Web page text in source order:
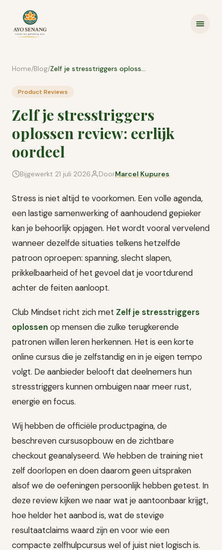
Home/Blog/ Zelf je stresstriggers oplossen review: eerlijk oordeel
Product Reviews
Zelf je stresstriggers
oplossen review: eerlijk
oordeel
Bijgewerkt 21 juli 2026 DoorMarcel Kupures
Stress is niet altijd te voorkomen. Een volle agenda,
een lastige samenwerking of aanhoudend gepieker
kan je behoorlijk opjagen. Het wordt vooral vervelend
wanneer dezelfde situaties telkens hetzelfde
patroon oproepen: spanning, slecht slapen,
prikkelbaarheid of het gevoel dat je voortdurend
achter de feiten aanloopt.
Club Mindset richt zich met Zelf je stresstriggers
oplossen op mensen die zulke terugkerende
patronen willen leren herkennen. Het is een korte
online cursus die je zelfstandig en in je eigen tempo
volgt. De aanbieder belooft dat deelnemers hun
stresstriggers kunnen ombuigen naar meer rust,
energie en focus.
Wij hebben de officiële productpagina, de
beschreven cursusopbouw en de zichtbare
checkout geanalyseerd. We hebben de training niet
zelf doorlopen en doen daarom geen uitspraken
alsof we de oefeningen persoonlijk hebben getest. In
deze review kijken we naar wat je aantoonbaar krijgt,
hoe helder het aanbod is, wat de stevige
resultaatclaims waard zijn en voor wie een
compacte zelfhulpcursus wel of juist niet logisch is.